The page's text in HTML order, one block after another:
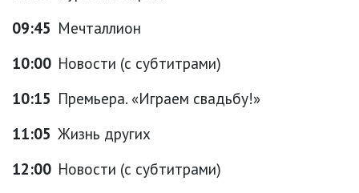
09:45 Мечталлион
10:00 Новости (с субтитрами)
10:15 Премьера. «Играем свадьбу!»
11:05 Жизнь других
12:00 Новости (с субтитрами)